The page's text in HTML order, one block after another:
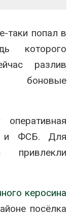
таки попал в
которого
разлив
боновые
и ФСБ. Для
привлекли
керосина
посёлка